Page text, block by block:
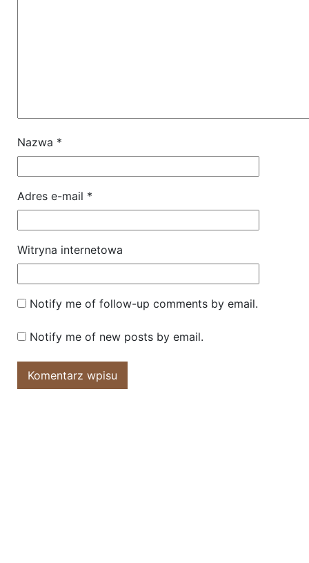
Nazwa *
Adres e-mail *
Witryna internetowa
Notify me of follow-up comments by email.
Notify me of new posts by email.